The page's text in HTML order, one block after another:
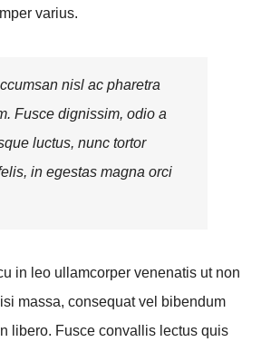
varius.
nisl ac pharetra
Fusce dignissim, odio a
luctus, nunc tortor
in egestas magna orci
in leo ullamcorper venenatis ut non
massa, consequat vel bibendum
libero. Fusce convallis lectus quis